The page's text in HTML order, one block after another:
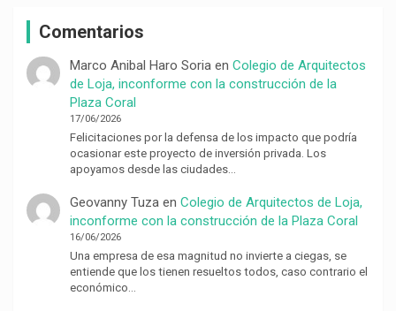
Comentarios
Marco Anibal Haro Soriaen Colegio de Arquitectos
de Loja, inconforme con la construcción de la
Plaza Coral
17/06/2026
Felicitaciones por la defensa de los impacto que podría
ocasionar este proyecto de inversión privada. Los
apoyamos desde las ciudades…
Geovanny Tuzaen Colegio de Arquitectos de Loja,
inconforme con la construcción de la Plaza Coral
16/06/2026
Una empresa de esa magnitud no invierte a ciegas, se
entiende que los tienen resueltos todos, caso contrario el
económico…